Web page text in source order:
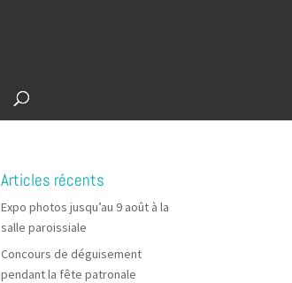
Articles récents
Expo photos jusqu’au 9 août à la
salle paroissiale
Concours de déguisement
pendant la fête patronale